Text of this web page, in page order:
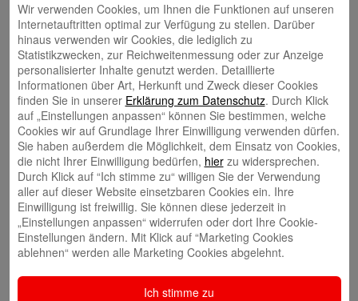
Eva Bläsen
Tina Blatz-Ruhnau
Annette Butzke
Wir verwenden Cookies, um Ihnen die Funktionen auf unseren
Internetauftritten optimal zur Verfügung zu stellen. Darüber
hinaus verwenden wir Cookies, die lediglich zu
Statistikzwecken, zur Reichweitenmessung oder zur Anzeige
personalisierter Inhalte genutzt werden. Detaillierte
Informationen über Art, Herkunft und Zweck dieser Cookies
finden Sie in unserer Erklärung zum Datenschutz. Durch Klick
auf „Einstellungen anpassen“ können Sie bestimmen, welche
Cookies wir auf Grundlage Ihrer Einwilligung verwenden dürfen.
Sie haben außerdem die Möglichkeit, dem Einsatz von Cookies,
die nicht Ihrer Einwilligung bedürfen, hierzu widersprechen.
Durch Klick auf “Ich stimme zu“ willigen Sie der Verwendung
aller auf dieser Website einsetzbaren Cookies ein. Ihre
Einwilligung ist freiwillig. Sie können diese jederzeit in
„Einstellungen anpassen“ widerrufen oder dort Ihre Cookie-
Einstellungen ändern. Mit Klick auf “Marketing Cookies
ablehnen“ werden alle Marketing Cookies abgelehnt.
Ich stimme zu